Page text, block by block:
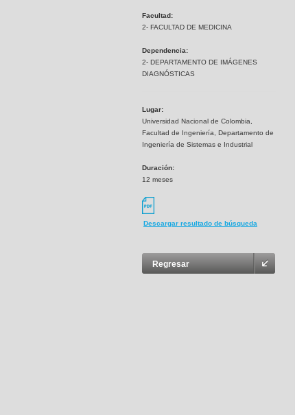
Facultad:
2- FACULTAD DE MEDICINA
Dependencia:
2- DEPARTAMENTO DE IMÁGENES
DIAGNÓSTICAS
Lugar:
Universidad Nacional de Colombia,
Facultad de Ingeniería, Departamento de
Ingeniería de Sistemas e Industrial
Duración:
12 meses
Descargar resultado de búsqueda
Regresar